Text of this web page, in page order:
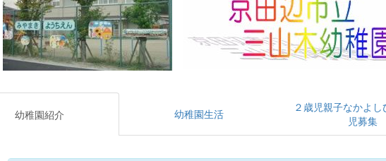
幼稚園紹介 幼稚園生活
２歳児親子なかよ
児募集